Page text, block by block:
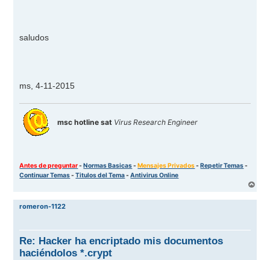
saludos
ms, 4-11-2015
msc hotline sat Virus Research Engineer
Antes de preguntar-Normas Basicas-Mensajes Privados-Repetir Temas-
Continuar Temas-Titulos del Tema-Antivirus Online
r
romeron-1122
Re: Hacker ha encriptado mis documentos
haciéndolos *.crypt